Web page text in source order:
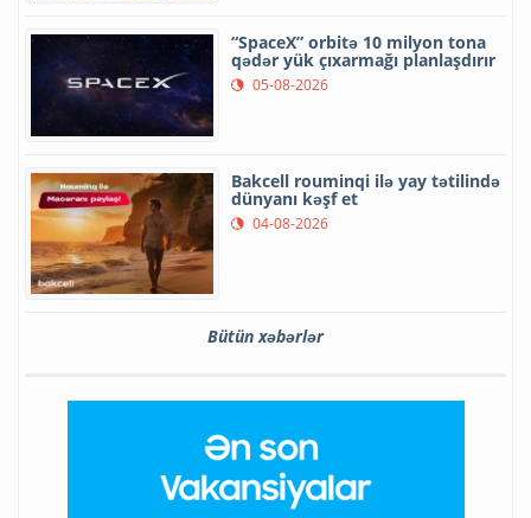
“SpaceX” orbitə 10 milyon tona
qədər yük çıxarmağı planlaşdırır
05-08-2026
Bakcell rouminqi ilə yay tətilində
dünyanı kəşf et
04-08-2026
Bütün xəbərlər